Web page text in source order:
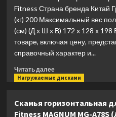
GPR-
78/PR-
78
(Лучшая
Fitness Страна бренда Китай
(кг) 200 Максимальный вес
(см) (Д х Ш х В) 172 x 128 x
товаре, включая цену,
справочный характер и...
Читать далееПрочитать
больше
сверху
Нагружаемые дисками
Скамья горизонтальная
Fitness MAGNUM MG-